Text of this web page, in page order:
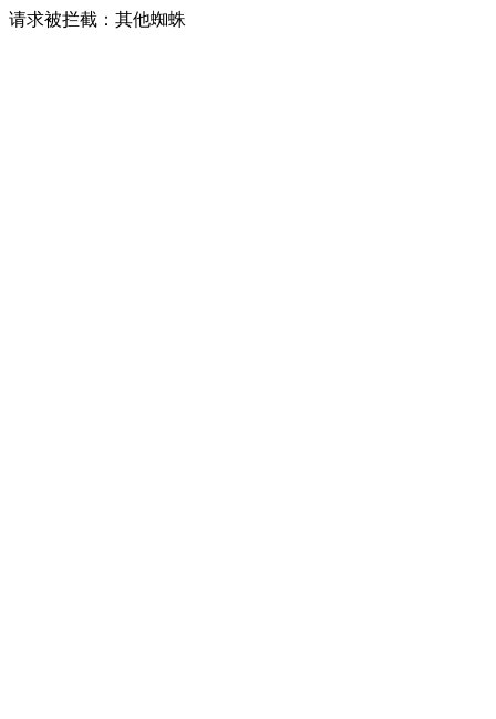
请求被拦截：其他蜘蛛